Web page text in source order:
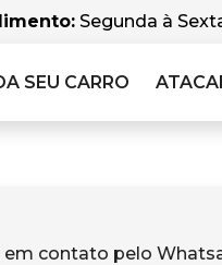
Segunda à
SEU CARRO
em contato pelo